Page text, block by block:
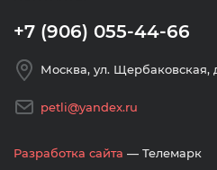
+7 (906) 055-44-66
Москва, ул. Щербаковская,
petli@yandex.ru
Разработка сайта — Телемарк